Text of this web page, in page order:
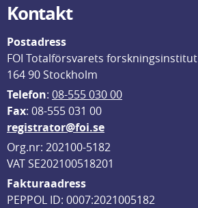
Kontakt
Postadress
FOI Totalförsvarets forskningsinstitut
164 90 Stockholm
Telefon: 08-555 030 00
Fax: 08-555 031 00
registrator@foi.se
Org.nr: 202100-5182
VAT SE202100518201
Fakturaadress
PEPPOL ID: 0007:2021005182